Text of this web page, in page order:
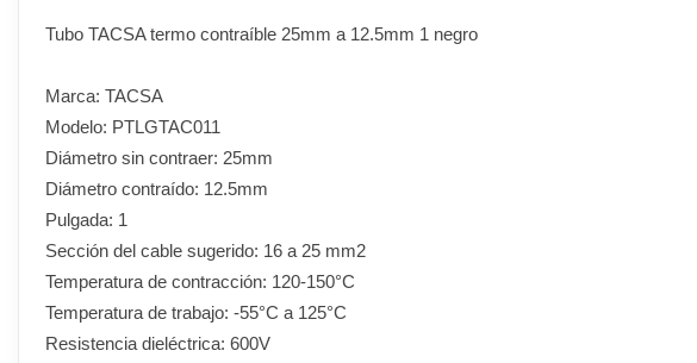
Tubo TACSA termo contraíble 25mm a 12.5mm 1 negro
Marca: TACSA
Modelo: PTLGTAC011
Diámetro sin contraer: 25mm
Diámetro contraído: 12.5mm
Pulgada: 1
Sección del cable sugerido: 16 a 25 mm2
Temperatura de contracción: 120-150°C
Temperatura de trabajo: -55°C a 125°C
Resistencia dieléctrica: 600V